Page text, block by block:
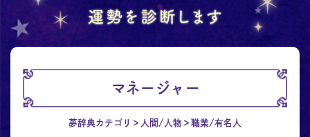
マネージャー
夢辞典カテゴリ 人間/人物 職業/有名人